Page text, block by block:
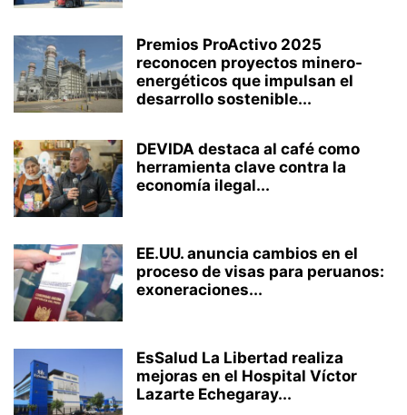
Premios ProActivo 2025
reconocen proyectos minero-
energéticos que impulsan el
desarrollo sostenible...
DEVIDA destaca al café como
herramienta clave contra la
economía ilegal...
EE.UU. anuncia cambios en el
proceso de visas para peruanos:
exoneraciones...
EsSalud La Libertad realiza
mejoras en el Hospital Víctor
Lazarte Echegaray...